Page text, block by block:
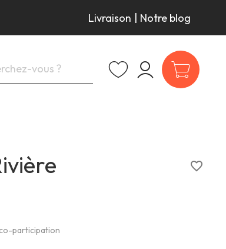
Livraison | Notre blog
favorite_border
participation